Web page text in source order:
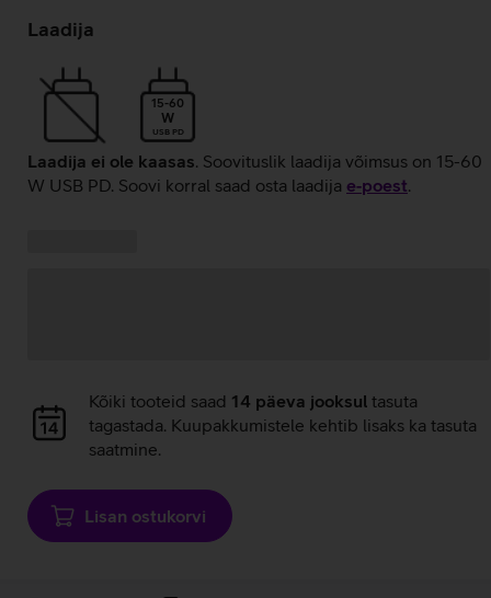
laadimine
Laadija
15-60
W
USB PD
Laadija ei ole kaasas. Soovituslik laadija võimsus on 15-60
W USB PD. Soovi korral saad osta laadija e‑poest.
Andmete
laadimine
Kõiki tooteid saad 14 päeva jooksul tasuta
tagastada. Kuupakkumistele kehtib lisaks ka tasuta
saatmine.
Lisan ostukorvi